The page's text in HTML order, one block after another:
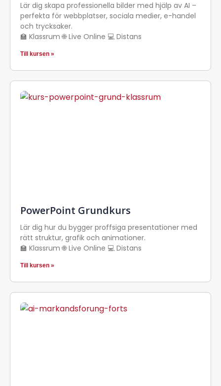
Lär dig skapa professionella bilder med hjälp av AI –
perfekta för webbplatser, sociala medier, e-handel
och trycksaker.
🏫 Klassrum 🌐 Live Online 💻 Distans
Till kursen »
PowerPoint Grundkurs
Lär dig hur du bygger proffsiga presentationer med
rätt struktur, grafik och animationer.
🏫 Klassrum 🌐 Live Online 💻 Distans
Till kursen »